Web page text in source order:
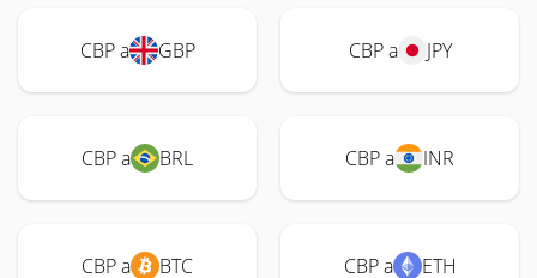
CBP a GBP CBP a JPY
CBP a BRL CBP a INR
CBP a BTC CBP a ETH